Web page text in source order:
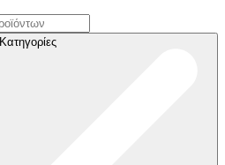
Κατηγορίες